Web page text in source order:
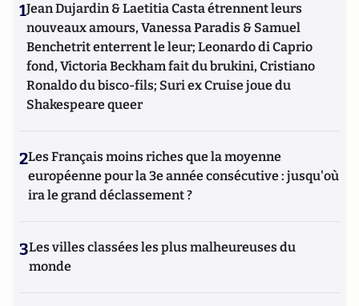
1Jean Dujardin & Laetitia Casta étrennent leurs
nouveaux amours, Vanessa Paradis & Samuel
Benchetrit enterrent le leur; Leonardo di Caprio
fond, Victoria Beckham fait du brukini, Cristiano
Ronaldo du bisco-fils; Suri ex Cruise joue du
Shakespeare queer
2Les Français moins riches que la moyenne
européenne pour la 3e année consécutive : jusqu'où
ira le grand déclassement ?
3Les villes classées les plus malheureuses du
monde